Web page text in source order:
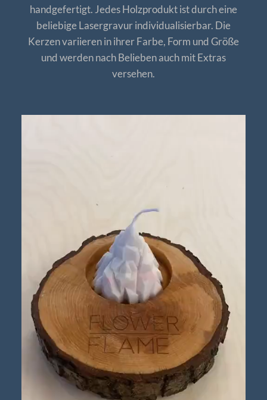
handgefertigt. Jedes Holzprodukt ist durch eine
beliebige Lasergravur individualisierbar. Die
Kerzen variieren in ihrer Farbe, Form und Größe
und werden nach Belieben auch mit Extras
versehen.